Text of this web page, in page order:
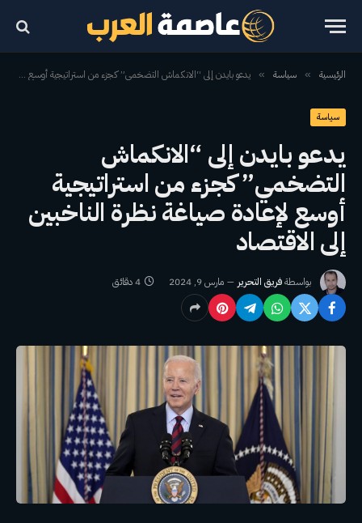
الرئيسية » سياسة » يدعو بايدن إلى “الانكماش التضخمي” كجزء من استراتيجية أوسع لإعادة صياغة نظرة الناخبين إلى الاقتصاد
سياسة
يدعو بايدن إلى “الانكماش
التضخمي” كجزء من استراتيجية
أوسع لإعادة صياغة نظرة الناخبين
إلى الاقتصاد
بواسطةفريق التحرير مارس 9, 2024 4 دقائق